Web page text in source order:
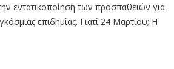
εντατικοποίηση των προσπαθειών για
επιδημίας. Γιατί 24 Μαρτίου; Η